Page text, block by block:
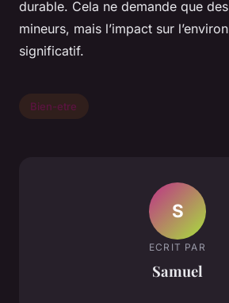
durable. Cela ne demande que
mineurs, mais l’impact sur
significatif.
Bien-etre
S
ECRIT PAR
Samuel